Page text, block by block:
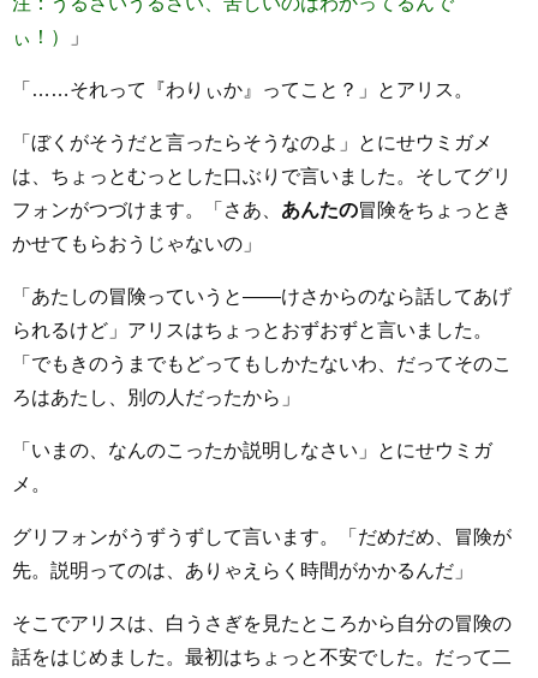
ぃ！）
」
「……それって『わりぃか』ってこと？」とアリス。
「ぼくがそうだと言ったらそうなのよ」とにせウミガメ
は、ちょっとむっとした口ぶりで言いました。そしてグリ
フォンがつづけます。「さあ、 あんたの冒険をちょっとき
かせてもらおうじゃないの」
「あたしの冒険っていうと――けさからのなら話してあげ
られるけど」アリスはちょっとおずおずと言いました。
「でもきのうまでもどってもしかたないわ、だってそのこ
ろはあたし、別の人だったから」
「いまの、なんのこったか説明しなさい」とにせウミガ
メ。
グリフォンがうずうずして言います。「だめだめ、冒険が
先。説明ってのは、ありゃえらく時間がかかるんだ」
そこでアリスは、白うさぎを見たところから自分の冒険の
話をはじめました。最初はちょっと不安でした。だって二